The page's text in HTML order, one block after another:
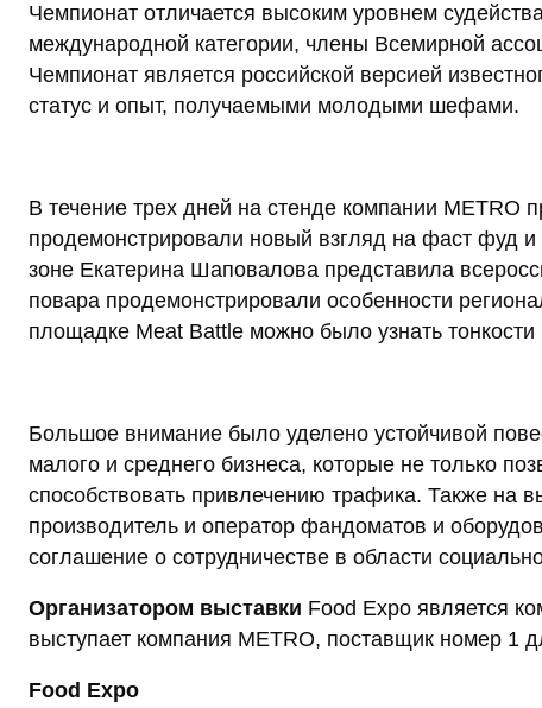
Чемпионат отличается высоким уровнем
международной категории, члены Всемирной
Чемпионат является российской версией
статус и опыт, получаемыми молодыми шефами.
В течение трех дней на стенде компании
продемонстрировали новый взгляд на фаст фуд
зоне Екатерина Шаповалова представила
повара продемонстрировали особенности
площадке Meat Battle можно было узнать
Большое внимание было уделено устойчивой
малого и среднего бизнеса, которые не только
способствовать привлечению трафика. Также на
производитель и оператор фандоматов и
соглашение о сотрудничестве в области
Организатором выставки Food Expo является
выступает компания METRO, поставщик номер 1
Food Expo